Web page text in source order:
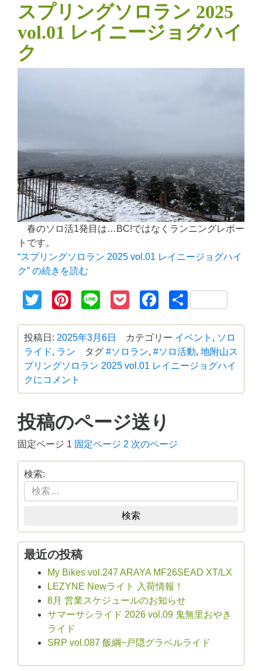
スプリングソロラン 2025
vol.01 レイニージョグハイ
ク
春のソロ活1発目は…BC!ではなくランニングレポー
トです。
“スプリングソロラン 2025 vol.01 レイニージョグハイ
ク” の続きを読む
TwitterPinterest
Line PocketFacebook
共
有
投稿日: 2025年3月6日 カテゴリー イベント , ソロ
ライド, ラン タグ #ソロラン, #ソロ活動, 地附山ス
プリングソロラン 2025 vol.01 レイニージョグハイ
クにコメント
投稿のページ送り
固定ページ 1 固定ページ 2 次のページ
検索:
検索
最近の投稿
My Bikes vol.247 ARAYA MF26SEAD XT/LX
LEZYNE Newライト 入荷情報！
8月 営業スケジュールのお知らせ
サマーサシライド 2026 vol.09 鬼無里おやき
ライド
SRP vol.087 飯綱~戸隠グラベルライド